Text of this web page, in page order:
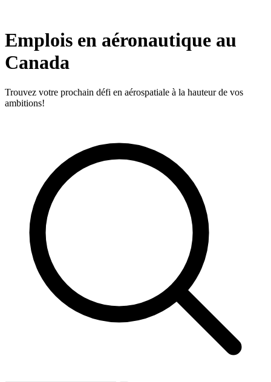
Emplois en aéronautique au
Canada
Trouvez votre prochain défi en aérospatiale à la hauteur de vos
ambitions!